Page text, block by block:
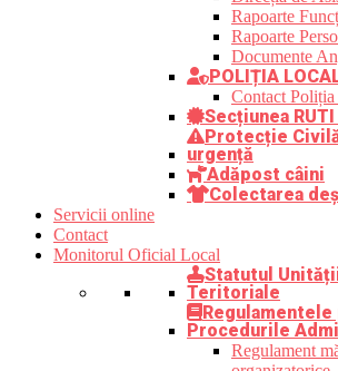
Rapoarte
Rapoarte
Documente
POLIȚIA
Contact
Secțiunea
Protecție
urgență
Adăpost câini
Colectarea
Servicii online
Contact
Monitorul Oficial Local
Statutul
Teritoriale
Regulamentele
Procedurile
Regulament